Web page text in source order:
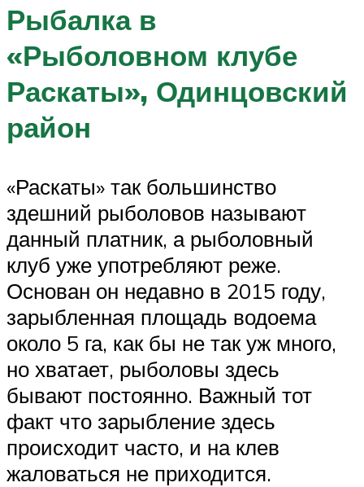
Рыбалка в
«Рыболовном клубе
Раскаты», Одинцовский
район
«Раскаты» так большинство
здешний рыболовов называют
данный платник, а рыболовный
клуб уже употребляют реже.
Основан он недавно в 2015 году,
зарыбленная площадь водоема
около 5 га, как бы не так уж много,
но хватает, рыболовы здесь
бывают постоянно. Важный тот
факт что зарыбление здесь
происходит часто, и на клев
жаловаться не приходится.